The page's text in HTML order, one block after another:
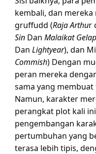
kembali, dan
gruffudd (Raja Arthur
Sin Dan Malaikat Gelap
Dan Lightyear), dan
Commish) Dengan
peran mereka
sama yang
Namun, karakter
perangkat plot kali
pengembangan
pertumbuhan yang
terasa lebih tipis,